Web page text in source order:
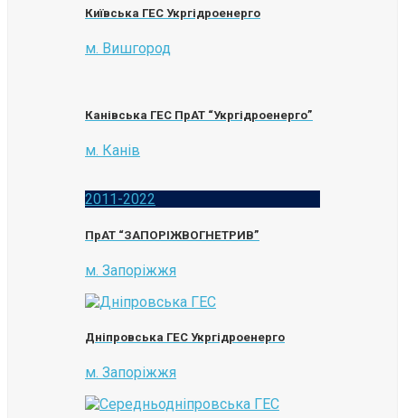
Київська ГЕС Укргідроенерго
м. Вишгород
Канівська ГЕС ПрАТ “Укргідроенерго”
м. Канів
2011-2022
ПрАТ “ЗАПОРІЖВОГНЕТРИВ”
м. Запоріжжя
Дніпровська ГЕС Укргідроенерго
м. Запоріжжя